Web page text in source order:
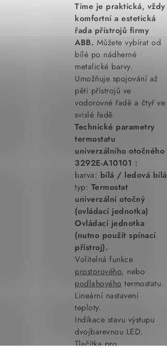
Time je praktická, vždy
komfortní a estetická
řada přístrojů firmy
ABB. Můžete vybírat od
bílé po nádherné
metalické barvy.
Umožňuje spojování až
pěti přístrojů ve
vodorovné řadě a čtyř ve
svislé řadě.
Technické parametry
termostatu
univerzálního otočného
3292E-A10101 :
barva: bílá / ledová bílá
typ: Termostat
univerzální otočný
(ovládací jednotka)
Ovládací jednotka
(nutno použít spínací
přístroj).
Volitelná funkce
prostorového, nebo
podlahového termostatu.
Lineární nastavení
teploty.
Indikace stavu výstupu
dvojbarevnou LED.
Tlačítka pro